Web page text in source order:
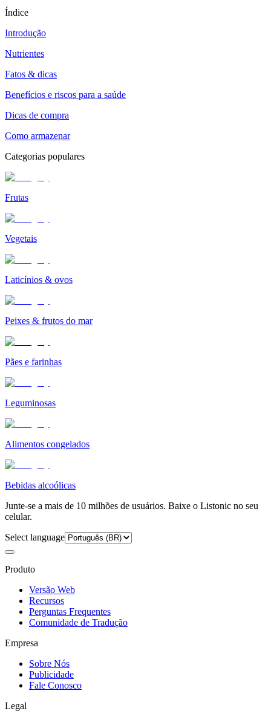
Índice
Introdução
Nutrientes
Fatos & dicas
Benefícios e riscos para a saúde
Dicas de compra
Como armazenar
Categorias populares
Frutas
Vegetais
Laticínios & ovos
Peixes & frutos do mar
Pães e farinhas
Leguminosas
Alimentos congelados
Bebidas alcoólicas
Junte-se a mais de 10 milhões de usuários. Baixe o Listonic no seu
celular.
Select language
Produto
Versão Web
Recursos
Perguntas Frequentes
Comunidade de Tradução
Empresa
Sobre Nós
Publicidade
Fale Conosco
Legal